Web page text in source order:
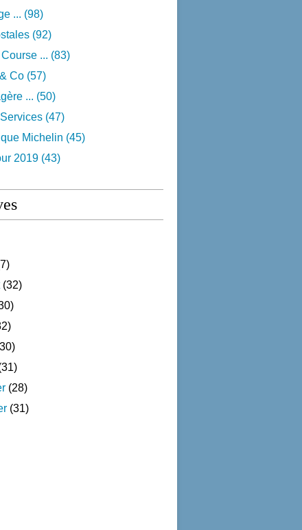
... (98)
(92)
... (83)
Co (57)
... (50)
(47)
Michelin (45)
2019 (43)
(32)
(28)
(31)